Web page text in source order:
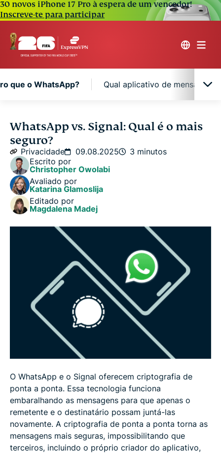
30 novos iPhone 17 Pro à espera de um vencedor!
Inscreve-te para participar
que o WhatsApp? Qual aplicativo de mensagens
O Signal é mais seguro que o WhatsApp?
Qual aplicativo de mensagens é mais seguro?
WhatsApp vs. Signal: Qual é o mais
seguro?
Privacidade 09.08.2025
3 minutos
Escrito por
Christopher Owolabi
Avaliado por
Katarina Glamoslija
Editado por
Magdalena Madej
O WhatsApp e o Signal oferecem criptografia de
ponta a ponta. Essa tecnologia funciona
embaralhando as mensagens para que apenas o
remetente e o destinatário possam juntá-las
novamente. A criptografia de ponta a ponta torna as
mensagens mais seguras, impossibilitando que
terceiros, incluindo o próprio criador do aplicativo,